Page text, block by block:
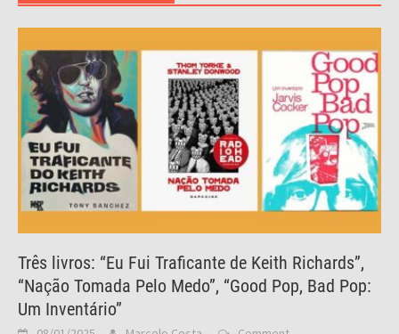
Três livros: “Eu Fui Traficante de Keith Richards”,
“Nação Tomada Pelo Medo”, “Good Pop, Bad Pop:
Um Inventário”